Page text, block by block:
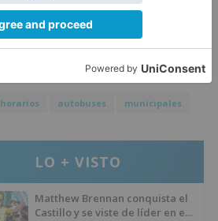
horarios autobuses municipales
LO + VISTO
Matthew Brennan conquista el
Castillo y se viste de líder en el